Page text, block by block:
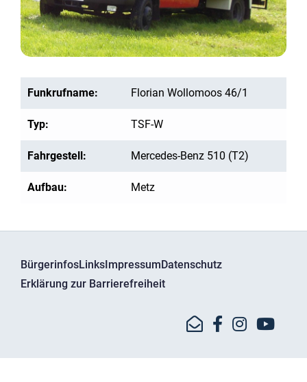
Funkrufname: Florian Wollomoos 46/1
Typ: TSF-W
Fahrgestell: Mercedes-Benz 510 (T2)
Aufbau: Metz
BürgerinfosLinks Impressum Datenschutz
Erklärung zur Barrierefreiheit